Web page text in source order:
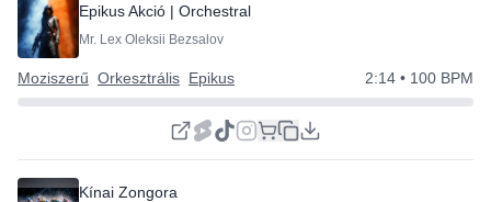
Epikus Akció | Orchestral Dinamikus
Mr. Lex Oleksii Bezsalov
Moziszerű Orkesztrális Epikus 2:14 • 100 BPM
Kínai Zongora